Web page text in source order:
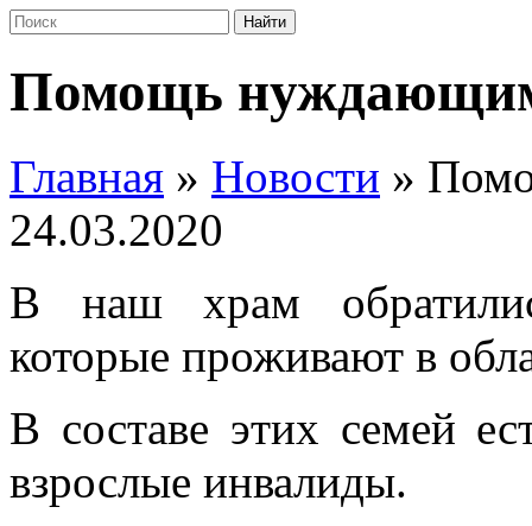
Помощь
Главная » Новости »
24.03.2020
В наш храм
которые проживают в
В составе этих семей
взрослые инвалиды.